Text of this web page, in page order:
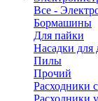
Все -
Бормашины
Для пайки
Насадки для
Пилы
Прочий
Расходники
Расходники